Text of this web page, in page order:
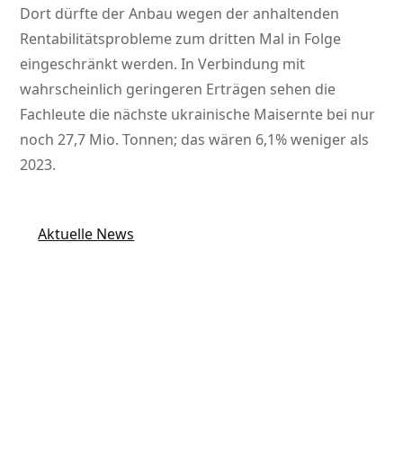
Dort dürfte der Anbau wegen der anhaltenden
Rentabilitätsprobleme zum dritten Mal in Folge
eingeschränkt werden. In Verbindung mit
wahrscheinlich geringeren Erträgen sehen die
Fachleute die nächste ukrainische Maisernte bei nur
noch 27,7 Mio. Tonnen; das wären 6,1% weniger als
2023.
Aktuelle News